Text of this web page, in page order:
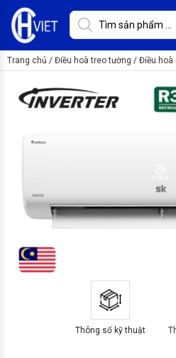
Trang chủ / Điều hoà treo tường / Điều hoà
Thông số kỹ thuật